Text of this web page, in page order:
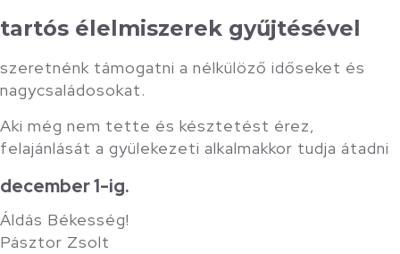
tartós élelmiszerek gyűjtésével
szeretnénk támogatni a nélkülöző időseket és
nagycsaládosokat.
Aki még nem tette és késztetést érez,
felajánlását a gyülekezeti alkalmakkor tudja átadni
december 1-ig.
Áldás Békesség!
Pásztor Zsolt